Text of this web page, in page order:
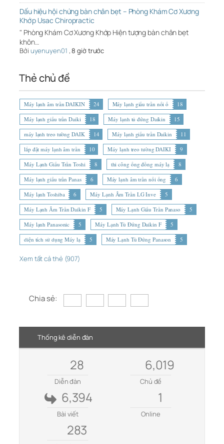
Dấu hiệu hội chứng bàn chân bẹt – Phòng Khám Cơ Xương
Khớp Usac Chiropractic
" Phòng Khám Cơ Xương Khớp Hiện tượng bàn chân bẹt
khôn…
Bởi uyenuyen01 ,8 giờ trước
Thẻ chủ đề
Máy lạnh âm trần DAIKIN 24 Máy lạnh giấu trần nối ố
18
Máy lạnh giấu trần Daiki
18 Máy lạnh tủ đứng Daikin
15
máy lạnh treo tường DAIK
14 Máy lạnh giấu trần Daikin
11
lắp đặt máy lạnh âm trần
10 Máy lạnh treo tường DAIKI
9
Máy Lạnh Giấu Trần Toshi
8 thi công ống đồng máy lạ
8
Máy lạnh giấu trần Panas
6 Máy lạnh âm trần nối ống
6
Máy lạnh Toshiba
6 Máy Lạnh Âm Trần LG Inve
5
Máy Lạnh Âm Trần Daikin F
5 Máy Lạnh Giấu Trần Panaso
5
Máy lạnh Panasonic
5 Máy Lạnh Tủ Đứng Daikin F
5
diện tích sử dụng Máy lạ
5 Máy Lạnh Tủ Đứng Panason 5
Xem tất cả thẻ (907)
Chia sẻ:
Thống kê diễn đàn
28
Diễn đàn
6,019
Chủ đề
6,394
Bài viết
1
Online
283